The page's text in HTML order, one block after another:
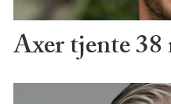
Axer tjente